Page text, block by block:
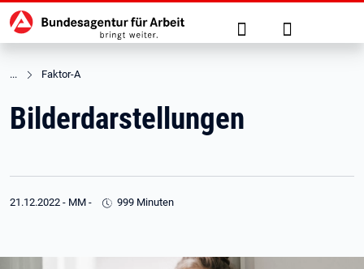
zu den Hauptinhalten springen
Hauptnavigation Suche Anmelden
Faktor-A
Bilderdarstellungen
21.12.2022 - MM - 999 Minuten